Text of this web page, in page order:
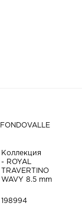
FONDOVALLE
Коллекция
- ROYAL
TRAVERTINO
WAVY 8.5 mm
198994